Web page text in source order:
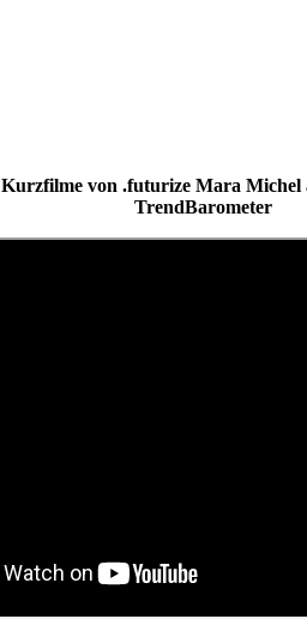
Kurzfilme von .futurize Mara Michel
TrendBarometer